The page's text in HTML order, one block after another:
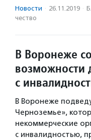
Новости · 26.11.2019 ·
чест­во
В Воронеже
возможности
с
В Воронеже
Черноземье»,
некоммерческие
с инвалидностью,